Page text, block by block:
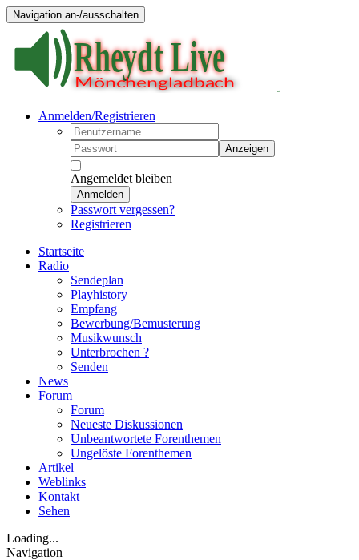
Navigation an-/ausschalten
Anmelden/Registrieren
Anzeigen
Angemeldet bleiben
Anmelden
Passwort vergessen?
Registrieren
Startseite
Radio
Sendeplan
Playhistory
Empfang
Bewerbung/Bemusterung
Musikwunsch
Unterbrochen ?
Senden
News
Forum
Forum
Neueste Diskussionen
Unbeantwortete Forenthemen
Ungelöste Forenthemen
Artikel
Weblinks
Kontakt
Sehen
Loading...
Navigation